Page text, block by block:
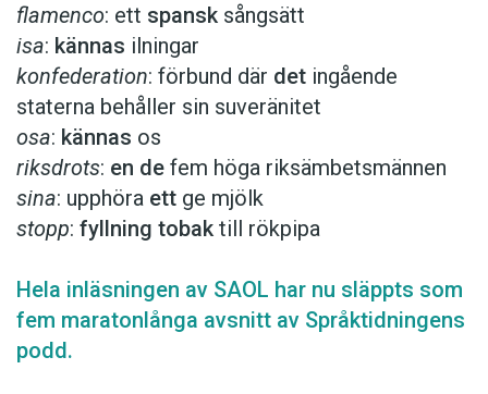
flamenco: ett spansk sångsätt
isa: kännas ilningar
konfederation: förbund där det ingående
staterna behåller sin suveränitet
osa: kännas os
riksdrots: en de fem höga riksämbetsmännen
sina: upphöra ett ge mjölk
stopp: fyllning tobak till rökpipa
Hela inläsningen av SAOL har nu släppts som
fem maratonlånga avsnitt av Språktidningens
podd.